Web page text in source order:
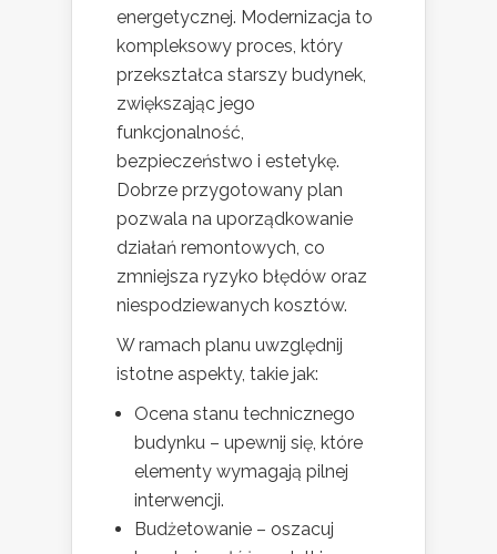
energetycznej. Modernizacja to
kompleksowy proces, który
przekształca starszy budynek,
zwiększając jego
funkcjonalność,
bezpieczeństwo i estetykę.
Dobrze przygotowany plan
pozwala na uporządkowanie
działań remontowych, co
zmniejsza ryzyko błędów oraz
niespodziewanych kosztów.
W ramach planu uwzględnij
istotne aspekty, takie jak:
Ocena stanu technicznego
budynku – upewnij się, które
elementy wymagają pilnej
interwencji.
Budżetowanie – oszacuj